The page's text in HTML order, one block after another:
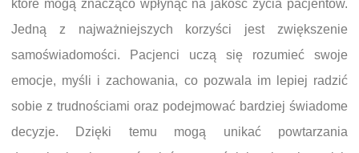
które mogą znacząco wpłynąć na jakość życia pacjentów.
Jedną z najważniejszych korzyści jest zwiększenie
samoświadomości. Pacjenci uczą się rozumieć swoje
emocje, myśli i zachowania, co pozwala im lepiej radzić
sobie z trudnościami oraz podejmować bardziej świadome
decyzje. Dzięki temu mogą unikać powtarzania